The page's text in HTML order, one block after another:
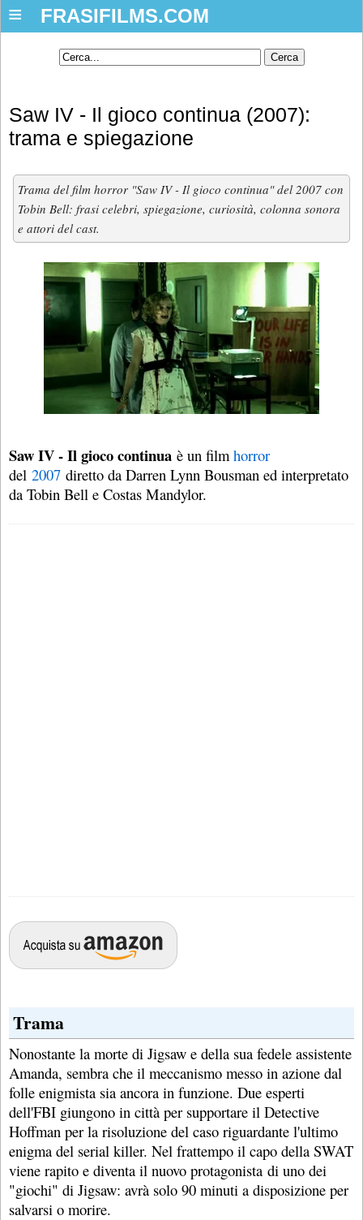
FRASIFILMS.COM
≡
Saw IV - Il gioco continua (2007):
trama e spiegazione
Trama del film horror "Saw IV - Il gioco continua" del 2007 con
Tobin Bell: frasi celebri, spiegazione, curiosità, colonna sonora
e attori del cast.
Saw IV - Il gioco continua è un film horror
del 2007 diretto da Darren Lynn Bousman ed interpretato
da Tobin Bell e Costas Mandylor.
Trama
Nonostante la morte di Jigsaw e della sua fedele assistente
Amanda, sembra che il meccanismo messo in azione dal
folle enigmista sia ancora in funzione. Due esperti
dell'FBI giungono in città per supportare il Detective
Hoffman per la risoluzione del caso riguardante l'ultimo
enigma del serial killer. Nel frattempo il capo della SWAT
viene rapito e diventa il nuovo protagonista di uno dei
"giochi" di Jigsaw: avrà solo 90 minuti a disposizione per
salvarsi o morire.